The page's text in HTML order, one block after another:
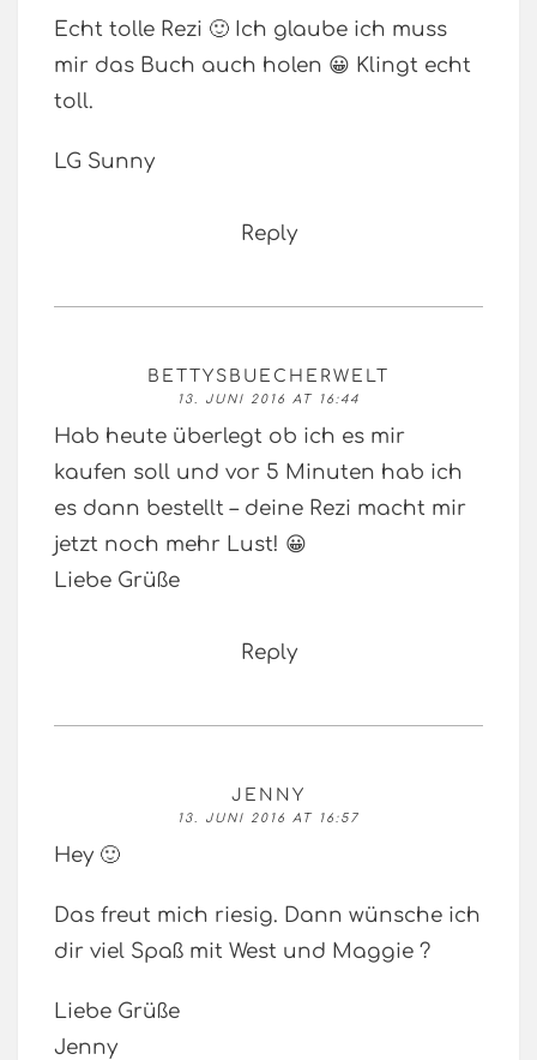
Echt tolle Rezi 🙂 Ich glaube ich muss
mir das Buch auch holen 😀 Klingt echt
toll.
LG Sunny
Reply
BETTYSBUECHERWELT
13. JUNI 2016 AT 16:44
Hab heute überlegt ob ich es mir
kaufen soll und vor 5 Minuten hab ich
es dann bestellt – deine Rezi macht mir
jetzt noch mehr Lust! 😀
Liebe Grüße
Reply
JENNY
13. JUNI 2016 AT 16:57
Hey 🙂
Das freut mich riesig. Dann wünsche ich
dir viel Spaß mit West und Maggie ?
Liebe Grüße
Jenny